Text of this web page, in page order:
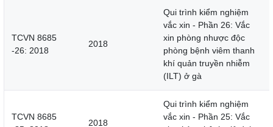
TCVN 8685
-26: 2018
2018
Qui trình kiểm nghiệm
vắc xin - Phần 26: Vắc
xin phòng nhược độc
phòng bệnh viêm thanh
khí quản truyền nhiễm
(ILT) ở gà
TCVN 8685
2018
Qui trình kiểm nghiệm
vắc xin - Phần 25: Vắc